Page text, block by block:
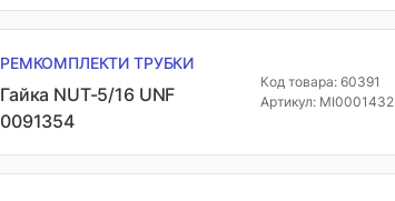
РЕМКОМПЛЕКТИ ТРУБКИ
Гайка NUT-5/16 UNF
0091354
Код товара: 60391
Артикул: MI0001432